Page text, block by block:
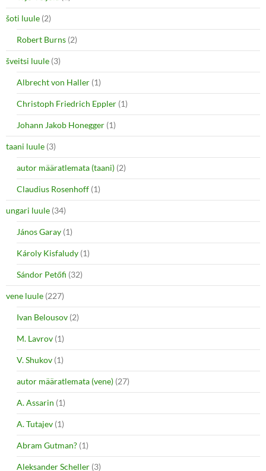
šoti luule (2)
Robert Burns (2)
šveitsi luule (3)
Albrecht von Haller (1)
Christoph Friedrich Eppler (1)
Johann Jakob Honegger (1)
taani luule (3)
autor määratlemata (taani) (2)
Claudius Rosenhoff (1)
ungari luule (34)
János Garay (1)
Károly Kisfaludy (1)
Sándor Petőfi (32)
vene luule (227)
Ivan Belousov (2)
M. Lavrov (1)
V. Shukov (1)
autor määratlemata (vene) (27)
A. Assarin (1)
A. Tutajev (1)
Abram Gutman? (1)
Aleksander Scheller (3)